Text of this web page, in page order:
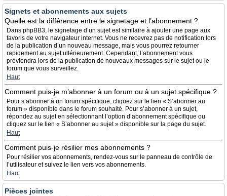
Signets et abonnements aux sujets
Quelle est la différence entre le signetage et l’abonnement ?
Dans phpBB3, le signetage d’un sujet est similaire à ajouter une page aux
favoris de votre navigateur internet. Vous ne recevrez pas de notification lors
de la publication d’un nouveau message, mais vous pourrez retourner
rapidement au sujet ultérieurement. Cependant, l’abonnement vous
préviendra lors de la publication de nouveaux messages sur le sujet ou le
forum que vous surveillez.
Haut
Comment puis-je m’abonner à un forum ou à un sujet spécifique ?
Pour s’abonner à un forum spécifique, cliquez sur le lien « S’abonner au
forum » disponible dans le forum souhaité. Pour s’abonner à un sujet,
répondez au sujet en sélectionnant l’option d’abonnement spécifique ou
cliquez sur le lien « S’abonner au sujet » disponible sur la page du sujet.
Haut
Comment puis-je résilier mes abonnements ?
Pour résilier vos abonnements, rendez-vous sur le panneau de contrôle de
l’utilisateur et suivez le lien vers vos abonnements.
Haut
Pièces jointes